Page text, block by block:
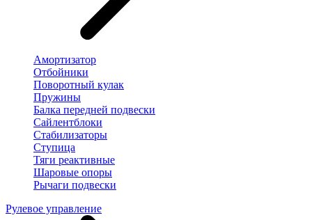
Амортизатор
Отбойники
Поворотный кулак
Пружины
Балка передней подвески
Сайлентблоки
Стабилизаторы
Ступица
Тяги реактивные
Шаровые опоры
Рычаги подвески
Рулевое управление